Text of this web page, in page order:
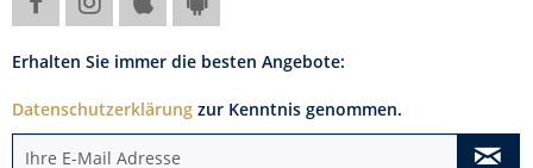
Erhalten Sie immer die besten Angebote:
Datenschutzerklärung zur Kenntnis genommen.